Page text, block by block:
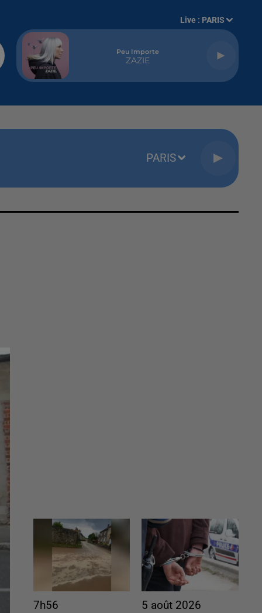
Live : PARIS
Peu Importe
ZAZIE
PARIS
7h56
5 août 2026